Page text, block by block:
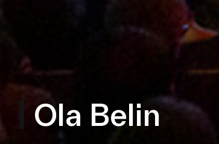
Ola Belin